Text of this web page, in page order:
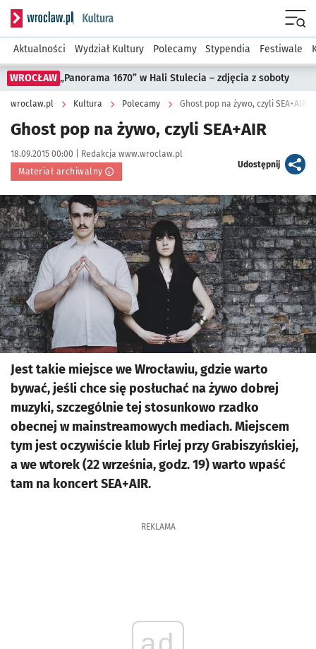
Serwis informacyjny wroclaw.pl podserwis: Kultura
Aktualności Wydział Kultury Polecamy Stypendia Festiwale
WROCŁAW „Panorama 1670” w Hali Stulecia – zdjęcia z soboty
wroclaw.pl Kultura Polecamy Ghost pop na żywo, czyli SEA+AIR
Ghost pop na żywo, czyli SEA+AIR
Data publikacji:
18.09.2015 00:00 | Autor:
Redakcja www.wroclaw.pl
Materiał archiwalny
Udostępnijartykuł
Kliknij, aby powiększyć
Jest takie miejsce we Wrocławiu, gdzie warto
bywać, jeśli chce się posłuchać na żywo dobrej
muzyki, szczególnie tej stosunkowo rzadko
obecnej w mainstreamowych mediach. Miejscem
tym jest oczywiście klub Firlej przy Grabiszyńskiej,
a we wtorek (22 września, godz. 19) warto wpaść
tam na koncert SEA+AIR.
REKLAMA